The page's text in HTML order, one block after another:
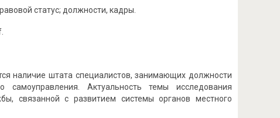
статус; должности, кадры.
наличие штата специалистов, занимающих должности
Актуальность темы исследования
связанной с развитием системы органов местного